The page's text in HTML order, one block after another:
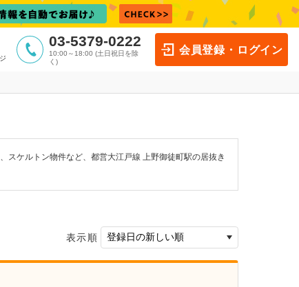
03-5379-0222
10:00～18:00 (土日祝日を除
く)
会員登録・ログイン
スケルトン物件など、都営大江戸線 上野御徒町駅の居抜き
表示順